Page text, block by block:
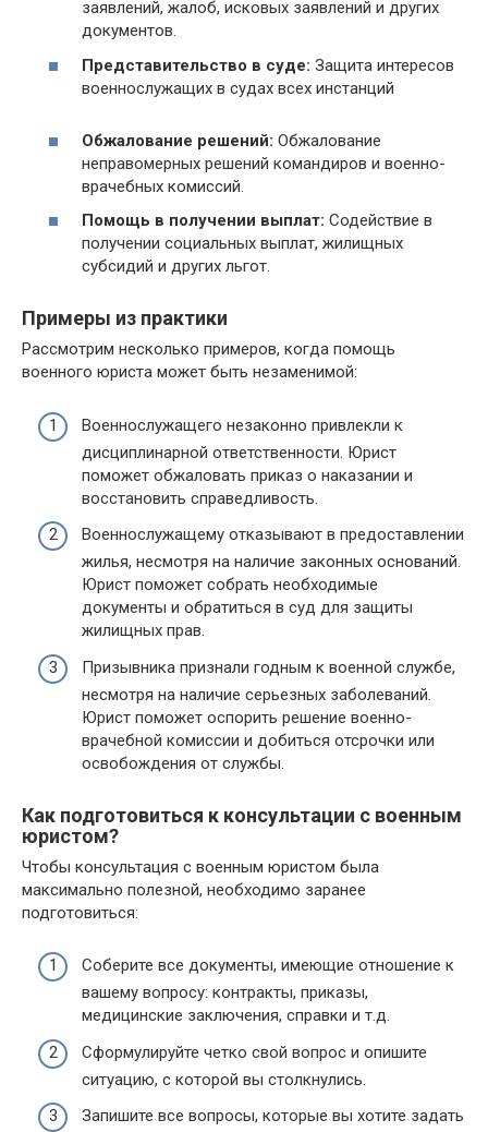
заявлений, жалоб, исковых заявлений и других
документов.
Представительство в суде: Защита интересов
военнослужащих в судах всех инстанций
Обжалование решений: Обжалование
неправомерных решений командиров и военно-
врачебных комиссий.
Помощь в получении выплат: Содействие в
получении социальных выплат, жилищных
субсидий и других льгот.
Примеры из практики
Рассмотрим несколько примеров, когда помощь
военного юриста может быть незаменимой:
Военнослужащего незаконно привлекли к
дисциплинарной ответственности. Юрист
поможет обжаловать приказ о наказании и
восстановить справедливость.
Военнослужащему отказывают в предоставлении
жилья, несмотря на наличие законных оснований.
Юрист поможет собрать необходимые
документы и обратиться в суд для защиты
жилищных прав.
Призывника признали годным к военной службе,
несмотря на наличие серьезных заболеваний.
Юрист поможет оспорить решение военно-
врачебной комиссии и добиться отсрочки или
освобождения от службы.
Как подготовиться к консультации с военным
юристом?
Чтобы консультация с военным юристом была
максимально полезной, необходимо заранее
подготовиться:
Соберите все документы, имеющие отношение к
вашему вопросу: контракты, приказы,
медицинские заключения, справки и т.д.
Сформулируйте четко свой вопрос и опишите
ситуацию, с которой вы столкнулись.
Запишите все вопросы, которые вы хотите задать